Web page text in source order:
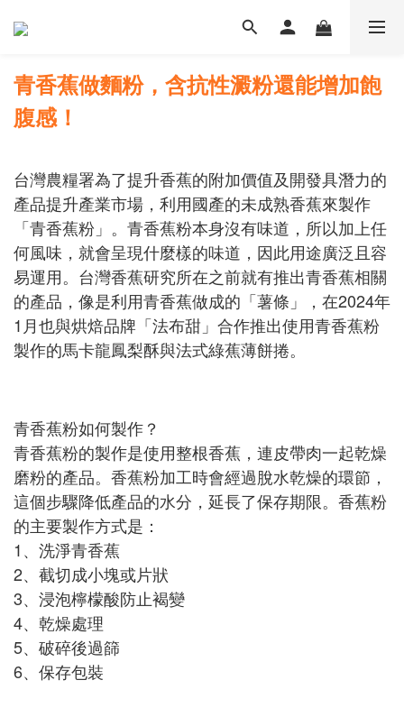
青香蕉做麵粉，含抗性澱粉還能增加飽
腹感！
台灣農糧署為了提升香蕉的附加價值及開發具潛力的
產品提升產業市場，利用國產的未成熟香蕉來製作
「青香蕉粉」。青香蕉粉本身沒有味道，所以加上任
何風味，就會呈現什麼樣的味道，因此用途廣泛且容
易運用。台灣香蕉研究所在之前就有推出青香蕉相關
的產品，像是利用青香蕉做成的「薯條」，在2024年
1月也與烘焙品牌「法布甜」合作推出使用青香蕉粉
製作的馬卡龍鳳梨酥與法式綠蕉薄餅捲。
青香蕉粉如何製作？
青香蕉粉的製作是使用整根香蕉，連皮帶肉一起乾燥
磨粉的產品。香蕉粉加工時會經過脫水乾燥的環節，
這個步驟降低產品的水分，延長了保存期限。香蕉粉
的主要製作方式是：
1、洗淨青香蕉
2、截切成小塊或片狀
3、浸泡檸檬酸防止褐變
4、乾燥處理
5、破碎後過篩
6、保存包裝